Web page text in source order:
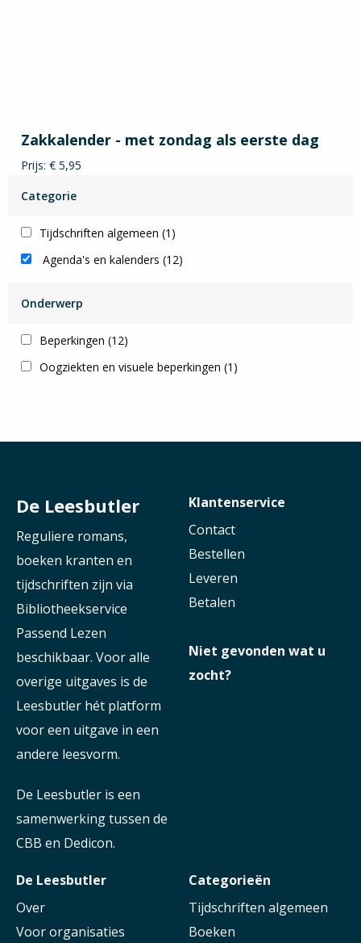
Zakkalender - met zondag als eerste dag
Prijs: € 5,95
Categorie
Tijdschriften algemeen (1)
Agenda's en kalenders (12)
Onderwerp
Beperkingen (12)
Oogziekten en visuele beperkingen (1)
De Leesbutler
Reguliere romans,
boeken kranten en
tijdschriften zijn via
Bibliotheekservice
Passend Lezen
beschikbaar. Voor alle
overige uitgaves is de
Leesbutler hét platform
voor een uitgave in een
andere leesvorm.
De Leesbutler is een
samenwerking tussen de
CBB en Dedicon.
Klantenservice
Contact
Bestellen
Leveren
Betalen
Niet gevonden wat u
zocht?
De Leesbutler
Over
Voor organisaties
Categorieën
Tijdschriften algemeen
Boeken